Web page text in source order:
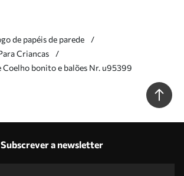
de papéis de parede
Criancas
Coelho bonito e balões Nr. u95399
Subscrever a newsletter